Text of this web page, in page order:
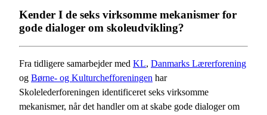
Kender I de seks virksomme mekanismer for
gode dialoger om skoleudvikling?
Fra tidligere samarbejder med KL, Danmarks Lærerforening
og Børne- og Kulturchefforeningen har
Skolelederforeningen identificeret seks virksomme
mekanismer, når det handler om at skabe gode dialoger om